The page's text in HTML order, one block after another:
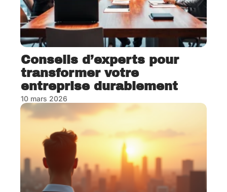
Conseils d’experts pour
transformer votre
entreprise durablement
10 mars 2026